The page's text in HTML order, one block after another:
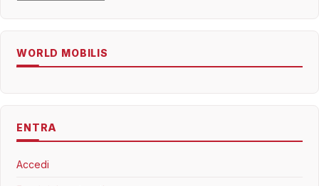
WORLD MOBILIS
ENTRA
Accedi